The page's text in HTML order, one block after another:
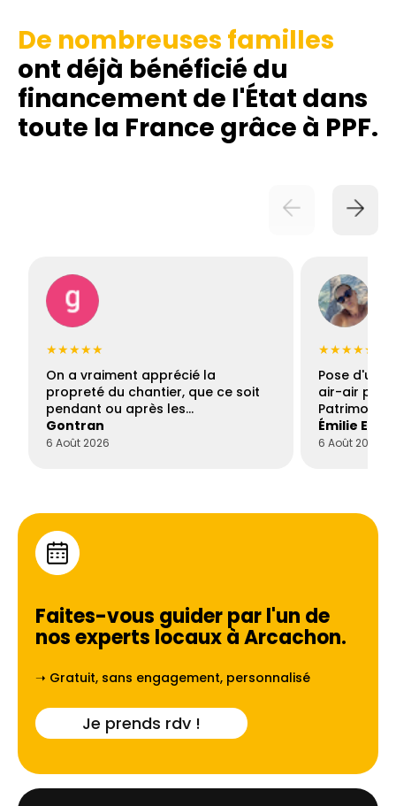
De nombreuses familles
ont déjà bénéficié du
financement de l'État dans
toute la France grâce à PPF.
★★★★★
On a vraiment apprécié la
propreté du chantier, que ce soit
pendant ou après les…
Gontran
6 Août 2026
★★★★★
Pose d'une
air-air par
Patrimoine
Émilie
6 Août 2026
Faites-vous guider par l'un de
nos experts locaux àArcachon.
➝ Gratuit, sans engagement, personnalisé
Je prends rdv !